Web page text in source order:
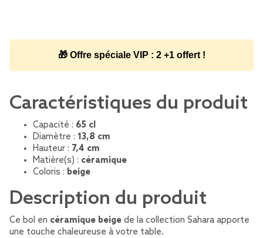
🎁 Offre spéciale VIP : 2 +1 offert !
Caractéristiques du produit
Capacité : 65 cl
Diamètre : 13,8 cm
Hauteur : 7,4 cm
Matière(s) : céramique
Coloris : beige
Description du produit
Ce bol en céramique beige de la collection Sahara apporte
une touche chaleureuse à votre table.